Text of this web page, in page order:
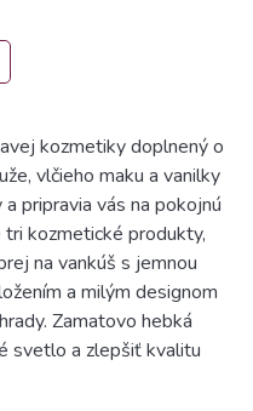
kozmetiky doplnený o
vlčieho maku a vanilky
pripravia vás na pokojnú
tri kozmetické produkty,
na vankúš s jemnou
a milým designom
Zamatovo hebká
svetlo a zlepšiť kvalitu